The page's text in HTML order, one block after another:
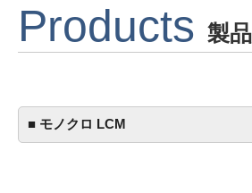
Products 製
■ モノクロ LCM